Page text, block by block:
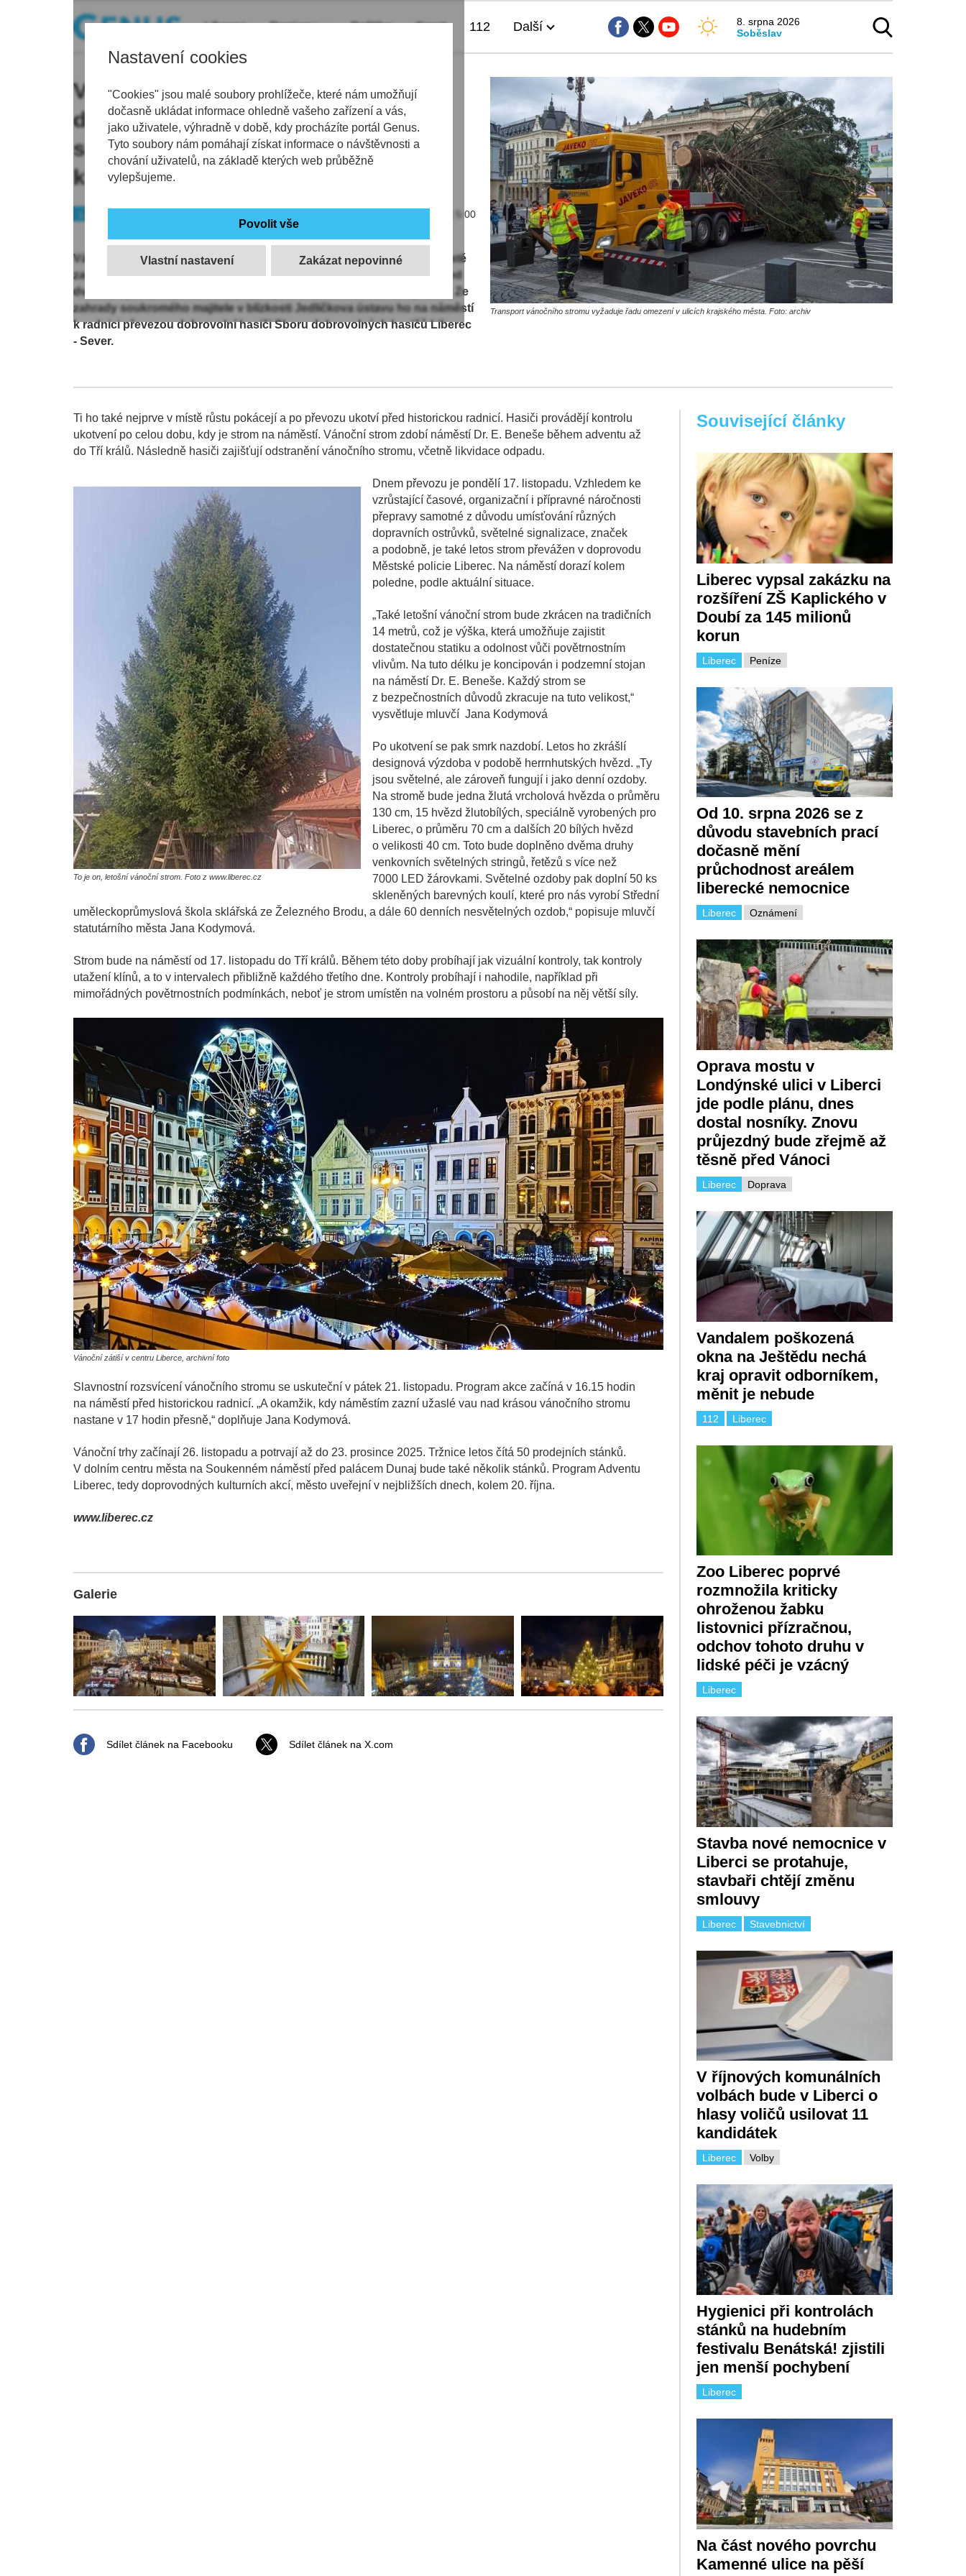
Nastavení cookies
"Cookies" jsou malé soubory prohlížeče, které nám umožňují
dočasně ukládat informace ohledně vašeho zařízení a vás,
jako uživatele, výhradně v době, kdy procházíte portál Genus.
Tyto soubory nám pomáhají získat informace o návštěvnosti a
chování uživatelů, na základě kterých web průběžně
vylepšujeme.
Vlastní nastavení
Liberec Regiony Politika Sport 112 Další
8. srpna 2026
Soběslav
Vánočním stromem, jenž bude
dominovat Liberci, je smrk. K radnici
se má převážet 17. listopadu, budou
klasické manévry
13.10.2025 | 5:00
Vánočním stromem města Liberce bude smrk ztepilý. „Jedná se o hustě
zavětvený smrk z Raisovy ulice v Liberci. Strom městu nabídnul již před
dvěma lety majitel pozemku,“ popisuje mluvčí města Jana Kodymová. Ze
zahrady soukromého majitele v blízkosti Jedličkova ústavu ho na náměstí
k radnici převezou dobrovolní hasiči Sboru dobrovolných hasičů Liberec
- Sever.
Transport vánočního stromu vyžaduje řadu omezení v ulicích krajského města. Foto: archiv
Ti ho také nejprve v místě růstu pokácejí a po převozu ukotví před historickou radnicí. Hasiči provádějí kontrolu
ukotvení po celou dobu, kdy je strom na náměstí. Vánoční strom zdobí náměstí Dr. E. Beneše během adventu až
do Tří králů. Následně hasiči zajišťují odstranění vánočního stromu, včetně likvidace odpadu.
To je on, letošní vánoční strom. Foto z www.liberec.cz
Dnem převozu je pondělí 17. listopadu. Vzhledem ke
vzrůstající časové, organizační i přípravné náročnosti
přepravy samotné z důvodu umísťování různých
dopravních ostrůvků, světelné signalizace, značek
a podobně, je také letos strom převážen v doprovodu
Městské policie Liberec. Na náměstí dorazí kolem
poledne, podle aktuální situace.
„Také letošní vánoční strom bude zkrácen na tradičních
14 metrů, což je výška, která umožňuje zajistit
dostatečnou statiku a odolnost vůči povětrnostním
vlivům. Na tuto délku je koncipován i podzemní stojan
na náměstí Dr. E. Beneše. Každý strom se
z bezpečnostních důvodů zkracuje na tuto velikost,“
vysvětluje mluvčí Jana Kodymová
Po ukotvení se pak smrk nazdobí. Letos ho zkrášlí
designová výzdoba v podobě herrnhutských hvězd. „Ty
jsou světelné, ale zároveň fungují i jako denní ozdoby.
Na stromě bude jedna žlutá vrcholová hvězda o průměru
130 cm, 15 hvězd žlutobílých, speciálně vyrobených pro
Liberec, o průměru 70 cm a dalších 20 bílých hvězd
o velikosti 40 cm. Toto bude doplněno dvěma druhy
venkovních světelných stringů, řetězů s více než
7000 LED žárovkami. Světelné ozdoby pak doplní 50 ks
skleněných barevných koulí, které pro nás vyrobí Střední
uměleckoprůmyslová škola sklářská ze Železného Brodu, a dále 60 denních nesvětelných ozdob,“ popisuje mluvčí
statutárního města Jana Kodymová.
Strom bude na náměstí od 17. listopadu do Tří králů. Během této doby probíhají jak vizuální kontroly, tak kontroly
utažení klínů, a to v intervalech přibližně každého třetího dne. Kontroly probíhají i nahodile, například při
mimořádných povětrnostních podmínkách, neboť je strom umístěn na volném prostoru a působí na něj větší síly.
Vánoční zátiší v centru Liberce, archivní foto
Slavnostní rozsvícení vánočního stromu se uskuteční v pátek 21. listopadu. Program akce začíná v 16.15 hodin
na náměstí před historickou radnicí. „A okamžik, kdy náměstím zazní užaslé vau nad krásou vánočního stromu
nastane v 17 hodin přesně,“ doplňuje Jana Kodymová.
Vánoční trhy začínají 26. listopadu a potrvají až do 23. prosince 2025. Tržnice letos čítá 50 prodejních stánků.
V dolním centru města na Soukenném náměstí před palácem Dunaj bude také několik stánků. Program Adventu
Liberec, tedy doprovodných kulturních akcí, město uveřejní v nejbližších dnech, kolem 20. října.
www.liberec.cz
Galerie
Sdílet článek na Facebooku Sdílet článek na X.com
Související články
Liberec vypsal zakázku na
rozšíření ZŠ Kaplického v
Doubí za 145 milionů
korun
Liberec Peníze
Od 10. srpna 2026 se z
důvodu stavebních prací
dočasně mění
průchodnost areálem
liberecké nemocnice
Liberec Oznámení
Oprava mostu v
Londýnské ulici v Liberci
jde podle plánu, dnes
dostal nosníky. Znovu
průjezdný bude zřejmě až
těsně před Vánoci
Doprava
Liberec
Vandalem poškozená
okna na Ještědu nechá
kraj opravit odborníkem,
měnit je nebude
112 Liberec
Zoo Liberec poprvé
rozmnožila kriticky
ohroženou žabku
listovnici přízračnou,
odchov tohoto druhu v
lidské péči je vzácný
Liberec
Stavba nové nemocnice v
Liberci se protahuje,
stavbaři chtějí změnu
smlouvy
Liberec Stavebnictví
V říjnových komunálních
volbách bude v Liberci o
hlasy voličů usilovat 11
kandidátek
Liberec Volby
Hygienici při kontrolách
stánků na hudebním
festivalu Benátská! zjistili
jen menší pochybení
Liberec
Na část nového povrchu
Kamenné ulice na pěší